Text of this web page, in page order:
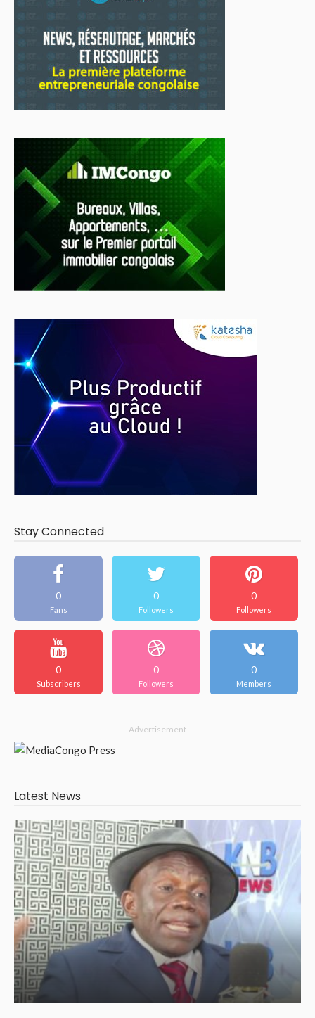
Stay Connected
0
Fans
0
Followers
0
Followers
0
Subscribers
0
Followers
0
Members
- Advertisement -
Latest News